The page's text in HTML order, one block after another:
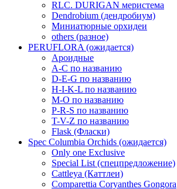
RLC. DURIGAN меристема
Dendrobium (дендробиум)
Миниатюрные орхидеи
others (разное)
PERUFLORA (ожидается)
Ароидные
A-C по названию
D-E-G по названию
H-I-K-L по названию
M-O по названию
P-R-S по названию
T-V-Z по названию
Flask (Фласки)
Spec Columbia Orchids (ожидается)
Only one Exclusive
Special List (спецпредложение)
Cattleya (Каттлеи)
Comparettia Coryanthes Gongora